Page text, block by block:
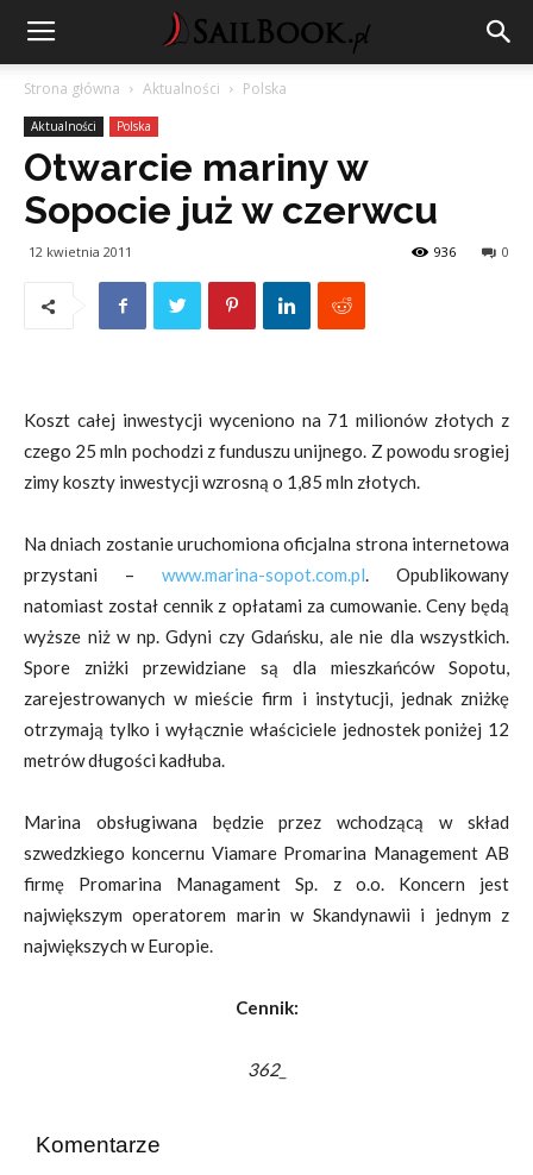
Strona główna Aktualności Polska
Aktualności Polska
Otwarcie mariny w
Sopocie już w czerwcu
12 kwietnia 2011 0
936
Koszt całej inwestycji wyceniono na 71 milionów złotych z
czego 25 mln pochodzi z funduszu unijnego. Z powodu srogiej
zimy koszty inwestycji wzrosną o 1,85 mln złotych.
Na dniach zostanie uruchomiona oficjalna strona internetowa
przystani – www.marina-sopot.com.pl. Opublikowany
natomiast został cennik z opłatami za cumowanie. Ceny będą
wyższe niż w np. Gdyni czy Gdańsku, ale nie dla wszystkich.
Spore zniżki przewidziane są dla mieszkańców Sopotu,
zarejestrowanych w mieście firm i instytucji, jednak zniżkę
otrzymają tylko i wyłącznie właściciele jednostek poniżej 12
metrów długości kadłuba.
Marina obsługiwana będzie przez wchodzącą w skład
szwedzkiego koncernu Viamare Promarina Management AB
firmę Promarina Managament Sp. z o.o. Koncern jest
największym operatorem marin w Skandynawii i jednym z
największych w Europie.
Cennik:
362_
Komentarze